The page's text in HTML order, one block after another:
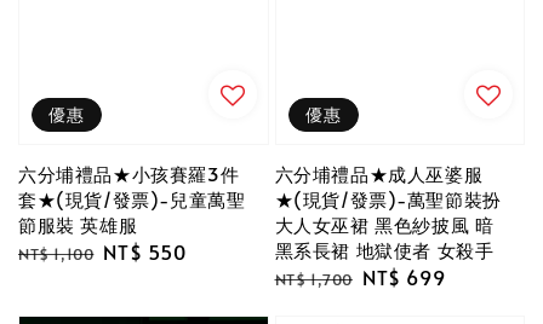
優惠
六分埔禮品★小孩賽羅3件
套★(現貨/發票)-兒童萬聖
節服裝 英雄服
Regular
NT$ 1,100 Sale
NT$ 550
優惠
六分埔禮品★成人巫婆服
★(現貨/發票)-萬聖節裝扮
大人女巫裙 黑色紗披風 暗
黑系長裙 地獄使者 女殺手
Regular
NT$ 1,700 Sale
NT$ 699